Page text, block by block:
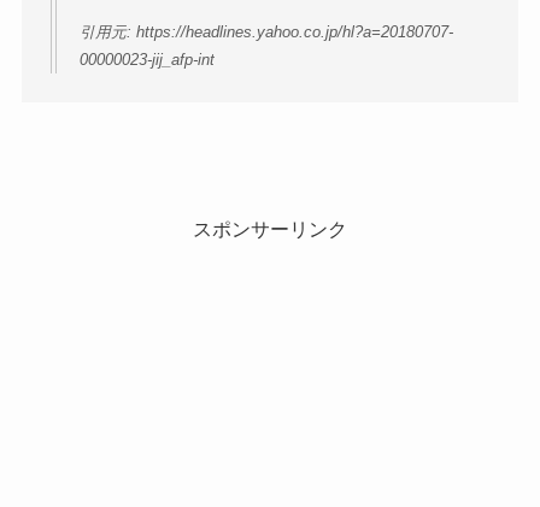
引用元: https://headlines.yahoo.co.jp/hl?a=20180707-
00000023-jij_afp-int
スポンサーリンク